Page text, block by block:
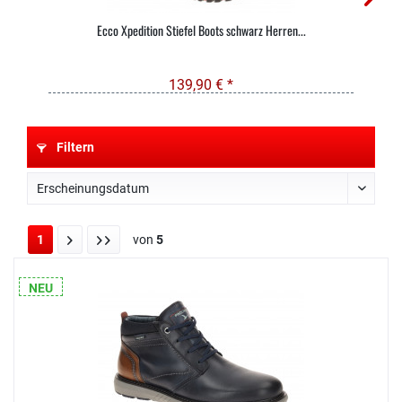
Ecco Xpedition Stiefel Boots schwarz Herren...
139,90 € *
Filtern
1 von 5
NEU